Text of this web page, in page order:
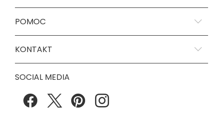
POMOC
KONTAKT
SOCIAL MEDIA